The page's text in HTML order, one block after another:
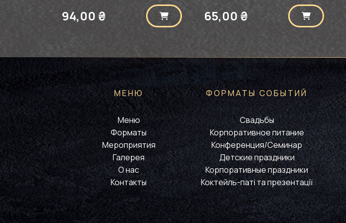
94,00 ₴ 65,00 ₴
МЕНЮ
Меню
Форматы
Мероприятия
Галерея
О нас
Контакты
ФОРМАТЫ СОБЫТИЙ
Свадьбы
Корпоративное питание
Конференция/Семинар
Детские праздники
Корпоративные праздники
Коктейль-паті та презентації